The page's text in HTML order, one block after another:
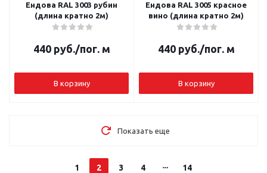
Ендова RAL 3003 рубин
(длина кратно 2м)
440руб./пог. м
В корзину
Ендова RAL 3005 красное
вино (длина кратно 2м)
440руб./пог. м
В корзину
Показать еще
1 2 3 4 14